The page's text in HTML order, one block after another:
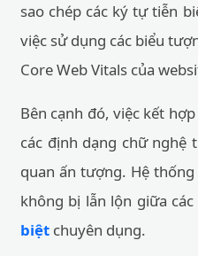
sao chép các ký tự tiễn
việc sử dụng các biểu
Core Web Vitals của
Bên cạnh đó, việc kết
các định dạng chữ
quan ấn tượng. Hệ
không bị lẫn lộn giữa
biệt chuyên dụng.